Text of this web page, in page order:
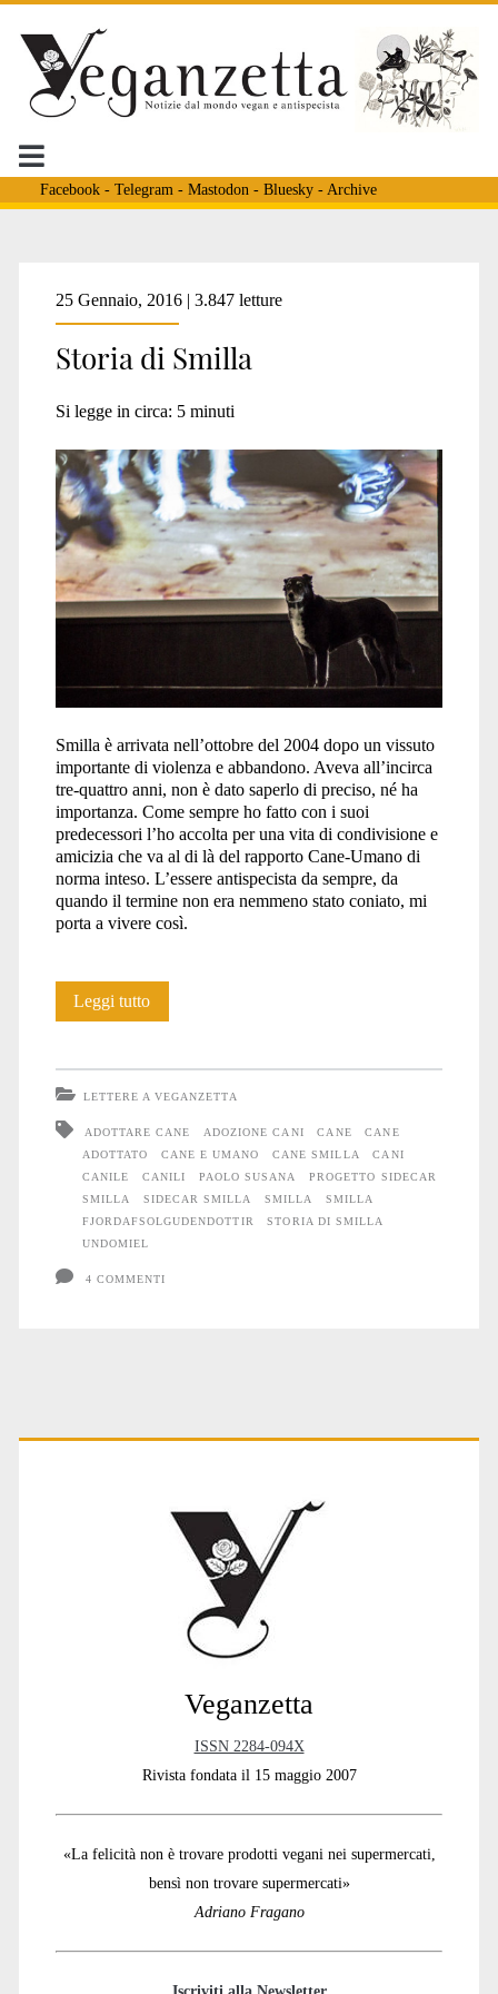
Facebook- Telegram - Mastodon - Bluesky- Archive
Tag:
<span>cane
umano</span>
25 Gennaio, 2016 | 3.847 letture
Storia di Smilla
Si legge in circa: 5 minuti
Smilla è arrivata nell’ottobre del 2004 dopo un vissuto
importante di violenza e abbandono. Aveva all’incirca
tre-quattro anni, non è dato saperlo di preciso, né ha
importanza. Come sempre ho fatto con i suoi
predecessori l’ho accolta per una vita di condivisione e
amicizia che va al di là del rapporto Cane-Umano di
norma inteso. L’essere antispecista da sempre, da
quando il termine non era nemmeno stato coniato, mi
porta a vivere così.
Leggi tuttoStoria
LETTERE A VEGANZETTA
ADOTTARE CANE ADOZIONE CANI CANE
CANE
ADOTTATO
CANE E UMANO CANE SMILLA
CANI
CANILE
CANILI PAOLO SUSANA
PROGETTO SIDECAR
SMILLA
SIDECAR SMILLA SMILLA
SMILLA
FJORDAFSOLGUDENDOTTIR
STORIA DI SMILLA
UNDOMIEL
4 COMMENTI
Primary
Veganzetta
ISSN 2284-094X
Rivista fondata il 15 maggio 2007
«La felicità non è trovare prodotti vegani nei supermercati,
bensì non trovare supermercati»
Adriano Fragano